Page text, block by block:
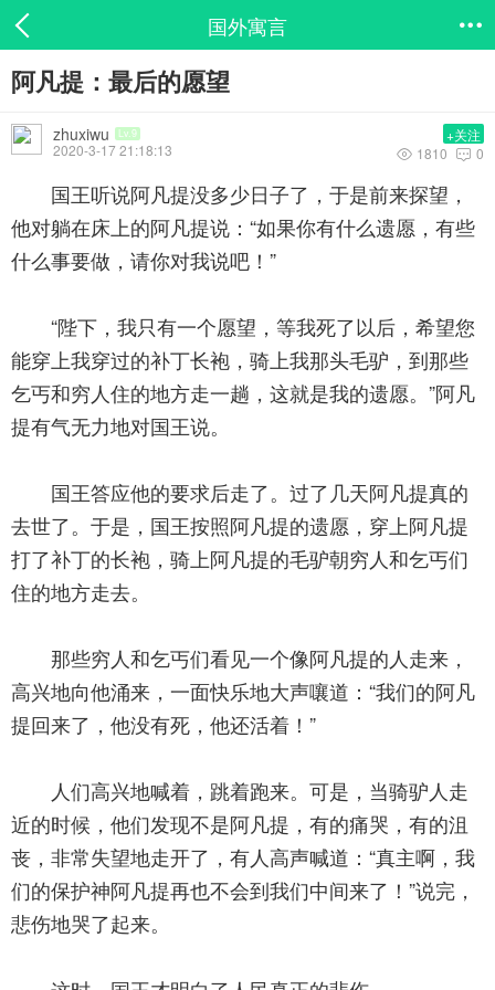
国外寓言 
阿凡提：最后的愿望
zhuxiwu Lv.9
+关注
2020-3-17 21:18:13
 0
 1810
国王听说阿凡提没多少日子了，于是前来探望，
他对躺在床上的阿凡提说：“如果你有什么遗愿，有些
什么事要做，请你对我说吧！”
“陛下，我只有一个愿望，等我死了以后，希望您
能穿上我穿过的补丁长袍，骑上我那头毛驴，到那些
乞丐和穷人住的地方走一趟，这就是我的遗愿。”阿凡
提有气无力地对国王说。
国王答应他的要求后走了。过了几天阿凡提真的
去世了。于是，国王按照阿凡提的遗愿，穿上阿凡提
打了补丁的长袍，骑上阿凡提的毛驴朝穷人和乞丐们
住的地方走去。
那些穷人和乞丐们看见一个像阿凡提的人走来，
高兴地向他涌来，一面快乐地大声嚷道：“我们的阿凡
提回来了，他没有死，他还活着！”
人们高兴地喊着，跳着跑来。可是，当骑驴人走
近的时候，他们发现不是阿凡提，有的痛哭，有的沮
丧，非常失望地走开了，有人高声喊道：“真主啊，我
们的保护神阿凡提再也不会到我们中间来了！”说完，
悲伤地哭了起来。